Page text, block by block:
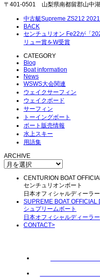
〒401-0501 山梨県南都留郡山中
中古艇Supreme ZS212
BACK
センチュリオン Fe22が「
リュー賞をW受賞
CATEGORY
Blog
Boat information
News
WSWS大会関連
ウェイクサーフィン
ウェイクボード
サーフィン
トーイングボート
ボート販売情報
水上スキー
用語集
ARCHIVE
CENTURION BOAT
センチュリオンボート
日本オフィシャルディーラー
SUPREME BOAT OFFICIAL
シュプリームボート
日本オフィシャルディーラー
CONTACT>